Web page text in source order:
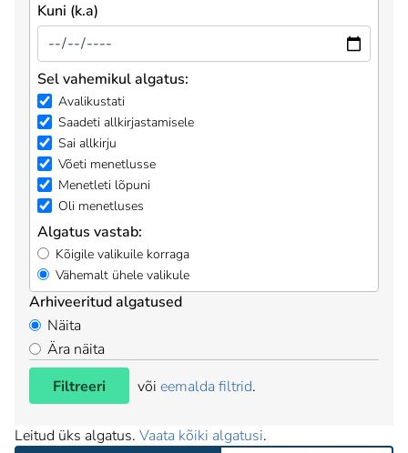
Kuni (k.a)
Sel vahemikul algatus:
Avalikustati
Saadeti allkirjastamisele
Sai allkirju
Võeti menetlusse
Menetleti lõpuni
Oli menetluses
Algatus vastab:
Kõigile valikuile korraga
Vähemalt ühele valikule
Arhiveeritud algatused
Näita
Ära näita
Filtreeri
või eemalda filtrid.
Leitud üks algatus. Vaata kõiki algatusi.